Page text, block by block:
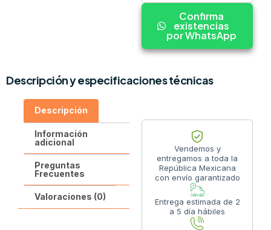
Confirma
existencias
por WhatsApp
Descripción y especificaciones técnicas
Descripción
Información
adicional
Preguntas
Frecuentes
Valoraciones (0)
Vendemos y
entregamos a toda la
República Mexicana
con envío garantizado
Entrega estimada de 2
a 5 día hábiles